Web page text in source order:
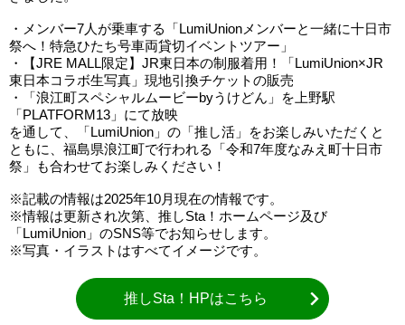
・メンバー7人が乗車する「LumiUnionメンバーと一緒に十日市
祭へ！特急ひたち号車両貸切イベントツアー」
・【JRE MALL限定】JR東日本の制服着用！「LumiUnion×JR
東日本コラボ生写真」現地引換チケットの販売
・「浪江町スペシャルムービーbyうけどん」を上野駅
「PLATFORM13」にて放映
を通して、「LumiUnion」の「推し活」をお楽しみいただくと
ともに、福島県浪江町で行われる「令和7年度なみえ町十日市
祭」も合わせてお楽しみください！
※記載の情報は2025年10月現在の情報です。
※情報は更新され次第、推しSta！ホームページ及び
「LumiUnion」のSNS等でお知らせします。
※写真・イラストはすべてイメージです。
推しSta！HPはこちら